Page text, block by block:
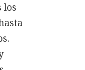
los